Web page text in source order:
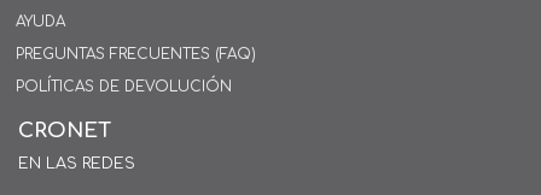
AYUDA
PREGUNTAS FRECUENTES (FAQ)
POLÍTICAS DE DEVOLUCIÓN
CRONET
EN LAS REDES